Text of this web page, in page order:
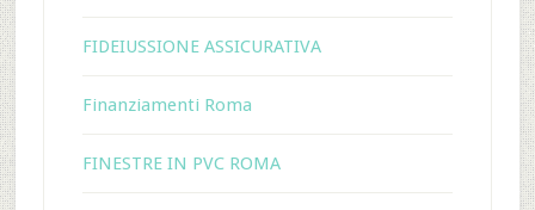
FIDEIUSSIONE ASSICURATIVA
Finanziamenti Roma
FINESTRE IN PVC ROMA